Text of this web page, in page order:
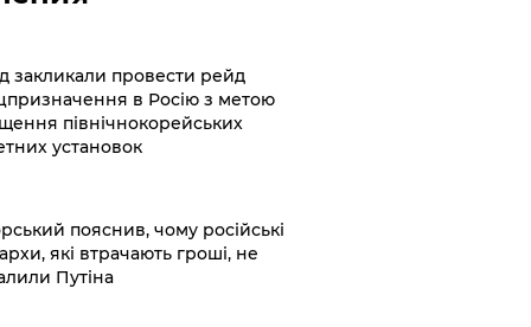
закликали провести рейд
в Росію з метою
північнокорейських
установок
пояснив, чому російські
які втрачають гроші, не
Путіна